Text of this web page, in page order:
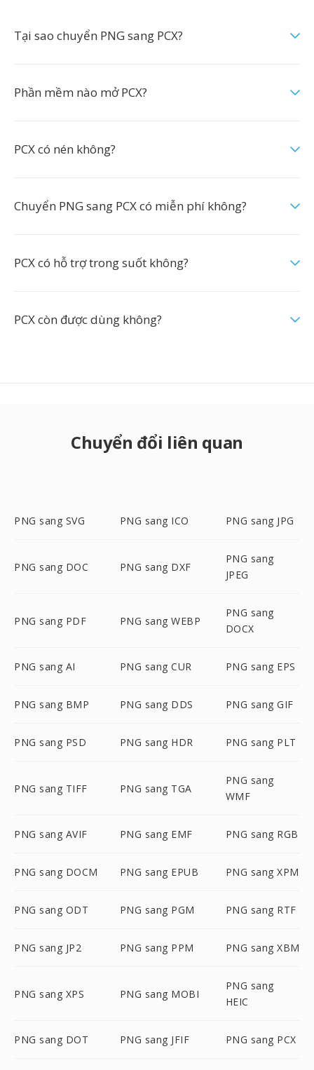
Tại sao chuyển PNG sang PCX?
Phần mềm nào mở PCX?
PCX có nén không?
Chuyển PNG sang PCX có miễn phí không?
PCX có hỗ trợ trong suốt không?
PCX còn được dùng không?
Chuyển đổi liên quan
PNG sang SVG PNG sang ICO PNG sang JPG
PNG sang DOC PNG sang DXF
PNG sang
JPEG
PNG sang PDF PNG sang WEBP
PNG sang
DOCX
PNG sang AI PNG sang CUR PNG sang EPS
PNG sang BMP PNG sang DDS PNG sang GIF
PNG sang PSD PNG sang HDR PNG sang PLT
PNG sang TIFF PNG sang TGA
PNG sang
WMF
PNG sang AVIF PNG sang EMF PNG sang RGB
PNG sang DOCM PNG sang EPUB PNG sang XPM
PNG sang ODT PNG sang PGM PNG sang RTF
PNG sang JP2 PNG sang PPM PNG sang XBM
PNG sang XPS PNG sang MOBI
PNG sang
HEIC
PNG sang DOT PNG sang JFIF PNG sang PCX